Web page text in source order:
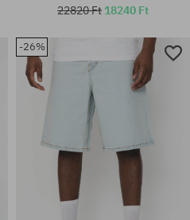
Elérhető méretek:
30; 32; 33
22820 Ft 18240 Ft
-26%